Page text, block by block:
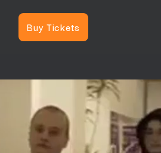
Buy Tickets